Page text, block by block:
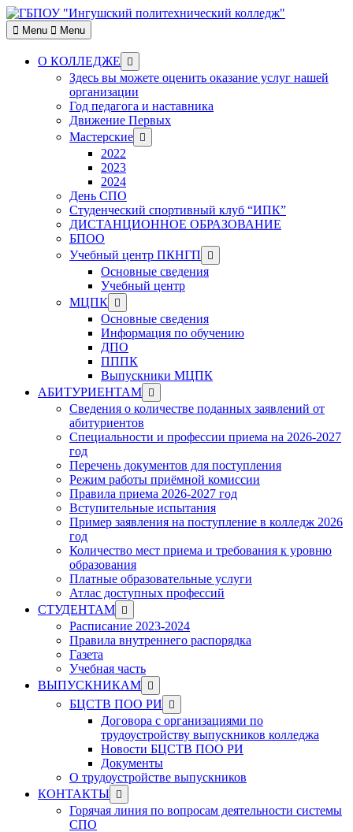
Skip
to
content
Menu Menu
О КОЛЛЕДЖЕ
Show
sub
menu
Здесь вы можете оценить оказание услуг нашей
организации
Год педагога и наставника
Движение Первых
Мастерские Show
sub
2022
2023
2024
День СПО
Студенческий спортивный клуб “ИПК”
ДИСТАНЦИОННОЕ ОБРАЗОВАНИЕ
БПОО
Учебный центр ПКНГП
Show
sub
menu
Основные сведения
Учебный центр
МЦПК Show
sub
menu
Основные сведения
Информация по обучению
ДПО
ПППК
Выпускники МЦПК
АБИТУРИЕНТАМ Show
sub
menu
Сведения о количестве поданных заявлений от
абитуриентов
Специальности и профессии приема на 2026-2027
год
Перечень документов для поступления
Режим работы приёмной комиссии
Правила приема 2026-2027 год
Вступительные испытания
Пример заявления на поступление в колледж 2026
год
Количество мест приема и требования к уровню
образования
Платные образовательные услуги
Атлас доступных профессий
СТУДЕНТАМ Show
sub
menu
Расписание 2023-2024
Правила внутреннего распорядка
Газета
Учебная часть
ВЫПУСКНИКАМ Show
sub
menu
БЦСТВ ПОО РИ
Show
sub
menu
Договора с организациями по
трудоустройству выпускников колледжа
Новости БЦСТВ ПОО РИ
Документы
О трудоустройстве выпускников
КОНТАКТЫ Show
sub
menu
Горячая линия по вопросам деятельности системы
СПО